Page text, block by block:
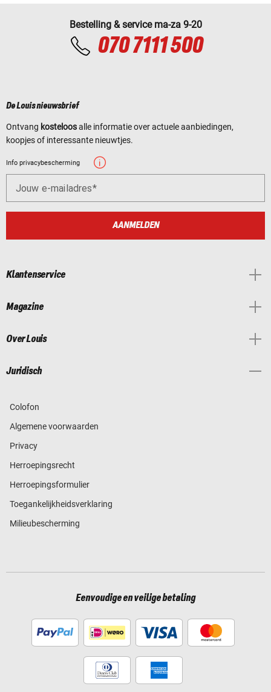
Bestelling & service ma-za 9-20
070 7111 500
De Louis nieuwsbrief
Ontvang kosteloosalle informatie over actuele aanbiedingen,
koopjes of interessante nieuwtjes.
Info privacybescherming
Jouw e-mailadres
AANMELDEN
Klantenservice
Magazine
Over Louis
Juridisch
Colofon
Algemene voorwaarden
Privacy
Herroepingsrecht
Herroepingsformulier
Toegankelijkheidsverklaring
Milieubescherming
Eenvoudige en veilige betaling